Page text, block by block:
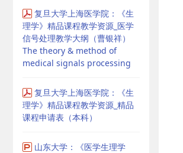
复旦大学上海医学院：《生
理学》精品课程教学资源_医学
信号处理教学大纲（曹银祥）
The theory & method of
medical signals processing
复旦大学上海医学院：《生
理学》精品课程教学资源_精品
课程申请表（本科）
山东大学：《医学生理学